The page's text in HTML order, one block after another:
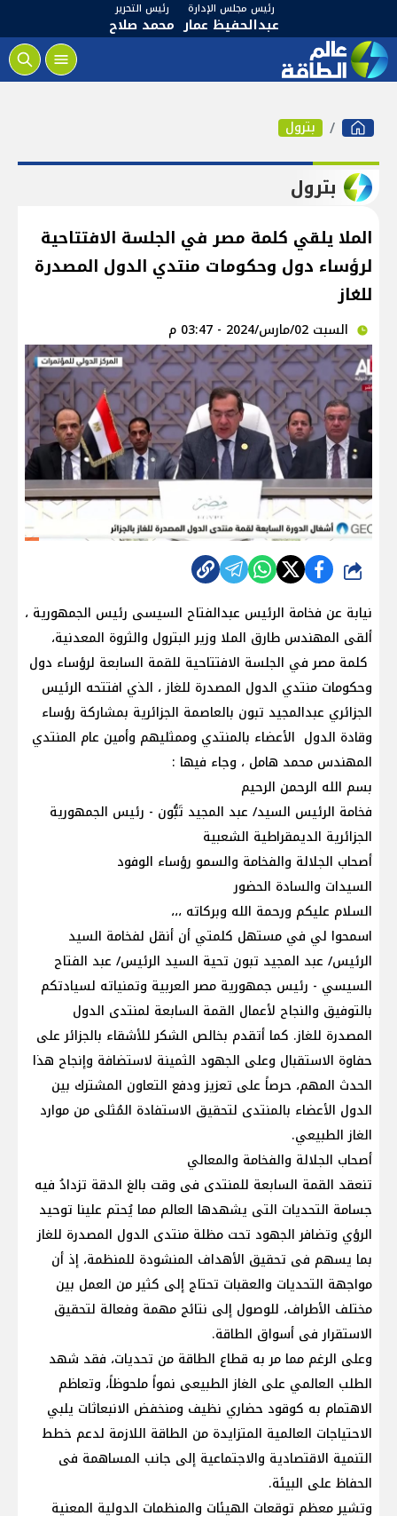
رئيس مجلس الإدارة
عبدالحفيظ عمار
رئيس التحرير
محمد صلاح
بترول
بترول
الملا يلقي كلمة مصر في الجلسة الافتتاحية
لرؤساء دول وحكومات منتدي الدول المصدرة
للغاز
السبت 02/مارس/2024 - 03:47 م
شارك
نيابة عن فخامة الرئيس عبدالفتاح السيسى رئيس الجمهورية ،
ألقى المهندس طارق الملا وزير البترول والثروة المعدنية،
كلمة مصر في الجلسة الافتتاحية للقمة السابعة لرؤساء دول
وحكومات منتدي الدول المصدرة للغاز ، الذي افتتحه الرئيس
الجزائري عبدالمجيد تبون بالعاصمة الجزائرية بمشاركة رؤساء
وقادة الدول الأعضاء بالمنتدي وممثليهم وأمين عام المنتدي
المهندس محمد هامل ، وجاء فيها :
بسم الله الرحمن الرحيم
فخامة الرئيس السيد/ عبد المجيد تَبُّون - رئيس الجمهورية
الجزائرية الديمقراطية الشعبية
أصحاب الجلالة والفخامة والسمو رؤساء الوفود
السيدات والسادة الحضور
السلام عليكم ورحمة الله وبركاته ،،،
اسمحوا لي في مستهل كلمتي أن أنقل لفخامة السيد
الرئيس/ عبد المجيد تبون تحية السيد الرئيس/ عبد الفتاح
السيسي - رئيس جمهورية مصر العربية وتمنياته لسيادتكم
بالتوفيق والنجاح لأعمال القمة السابعة لمنتدى الدول
المصدرة للغاز. كما أتقدم بخالص الشكر للأشقاء بالجزائر على
حفاوة الاستقبال وعلى الجهود الثمينة لاستضافة وإنجاح هذا
الحدث المهم، حرصاً على تعزيز ودفع التعاون المشترك بين
الدول الأعضاء بالمنتدى لتحقيق الاستفادة المُثلى من موارد
الغاز الطبيعي.
أصحاب الجلالة والفخامة والمعالي
تنعقد القمة السابعة للمنتدى فى وقت بالغ الدقة تزدادُ فيه
جسامة التحديات التى يشهدها العالم مما يُحتم علينا توحيد
الرؤي وتضافر الجهود تحت مظلة منتدى الدول المصدرة للغاز
بما يسهم فى تحقيق الأهداف المنشودة للمنظمة، إذ أن
مواجهة التحديات والعقبات تحتاج إلى كثير من العمل بين
مختلف الأطراف، للوصول إلى نتائج مهمة وفعالة لتحقيق
الاستقرار فى أسواق الطاقة.
وعلى الرغم مما مر به قطاع الطاقة من تحديات، فقد شهد
الطلب العالمي على الغاز الطبيعى نمواً ملحوظاً، وتعاظم
الاهتمام به كوقود حضاري نظيف ومنخفض الانبعاثات يلبي
الاحتياجات العالمية المتزايدة من الطاقة اللازمة لدعم خطط
التنمية الاقتصادية والاجتماعية إلى جانب المساهمة فى
الحفاظ على البيئة.
وتشير معظم توقعات الهيئات والمنظمات الدولية المعنية